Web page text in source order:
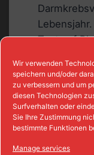
Wir verwenden
speichern und/oder
zu verbessern und um
diesen Technologien
Surfverhalten oder
Sie Ihre Zustimmung
bestimmte Funktionen
Manage services
Test auf
dem 55.
gehören.